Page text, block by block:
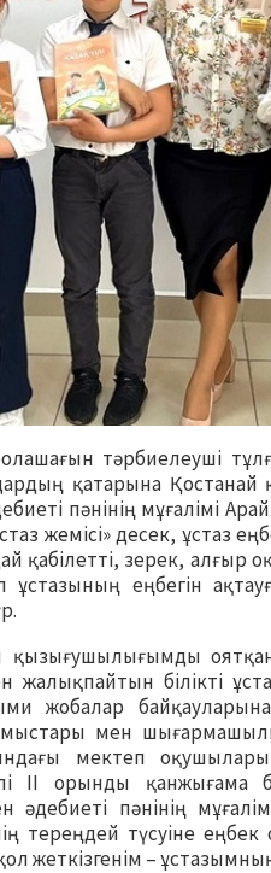
тәрбиелеуші
қатарына
пәнінің мұғалімі
жемісі» десек, ұстаз
қабілетті, зерек, алғыр
еңбегін
қызығушылығымды
жалықпайтын білікті
жобалар
мен
мектеп
ІІ орынды қанжығама
әдебиеті пәнінің
тереңдей түсуіне еңбек
жеткізгенім –